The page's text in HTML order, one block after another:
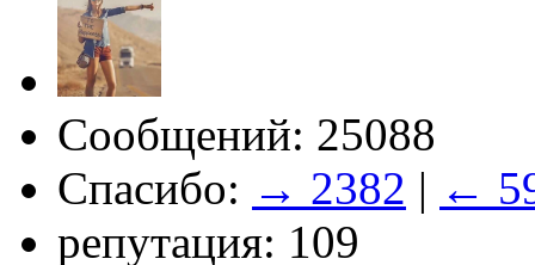
Сообщений: 25088
Спасибо: → 2382 | ←
репутация: 109